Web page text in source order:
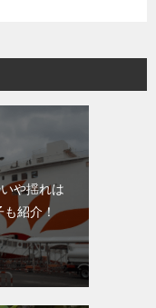
や揺れは
も紹介！